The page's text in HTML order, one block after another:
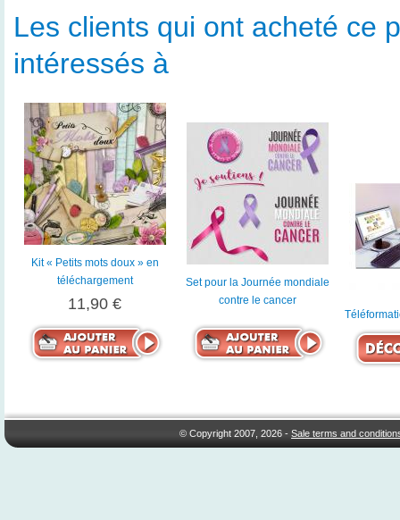
Les clients qui ont acheté ce
intéressés à
Kit « Petits mots doux » en
téléchargement
11,90 €
Set pour la Journée mondiale
contre le cancer
© Copyright 2007, 2026 -Sale terms and